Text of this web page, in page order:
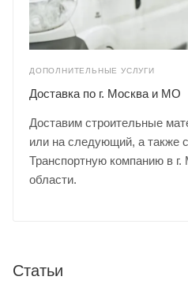
ДОПОЛНИТЕЛЬНЫЕ УСЛУГИ
Доставка по г. Москва и МО
Доставим строительные
или на следующий, а также
Транспортную компанию в
области.
Статьи